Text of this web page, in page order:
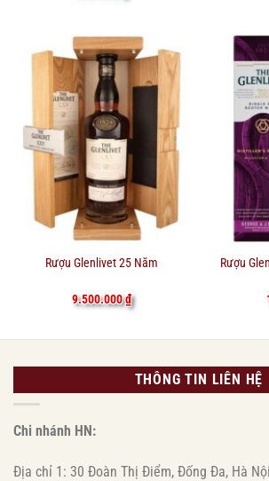
Rượu Glenlivet 25 Năm
9.500.000₫
Rượu
THÔNG TIN LIÊN HỆ
Chi nhánh HN:
Địa chỉ 1: 30 Đoàn Thị Điểm, Đống Đa, Hà